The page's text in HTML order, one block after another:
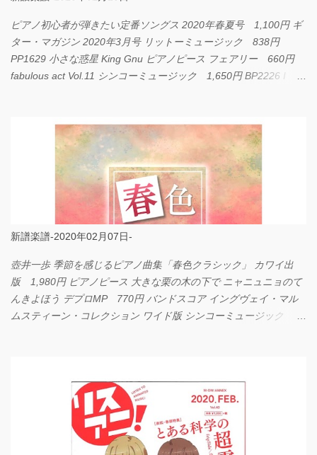
ピアノ初心者が弾きたい定番ソングス 2020年春夏号 1,100円 ギ
ター・マガジン 2020年3月号 リットーミュージック 838円
PP1629 小さな惑星 King Gnu ピアノピース フェアリー 660円
fabulous act Vol.11 シンコーミュージック 1,650円 BP2226 I
新譜楽譜-2020年02月07日-
壺井一歩 季節を感じるピアノ曲集「春色クラシック」 カワイ出
版 1,980円 ピアノピース 大きな栗の木の下で ニャニュニョのて
んきよほう デプロMP 770円 バンドスコア イングヴェイ・マル
ムスティーン・コレクション ワイド版 シンコーミュージック